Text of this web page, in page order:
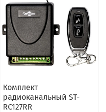
Комплект
радиоканальный ST-
RC127RR